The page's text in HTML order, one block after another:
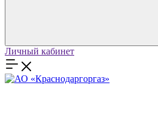
Личный кабинет